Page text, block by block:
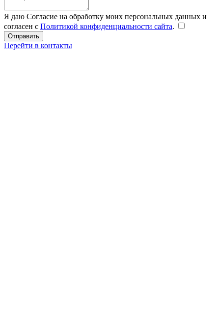
Я даю Согласие на обработку моих персональных данных и
согласен с Политикой конфиденциальности сайта.
Перейти в контакты